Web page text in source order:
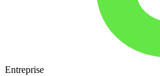
Entreprise